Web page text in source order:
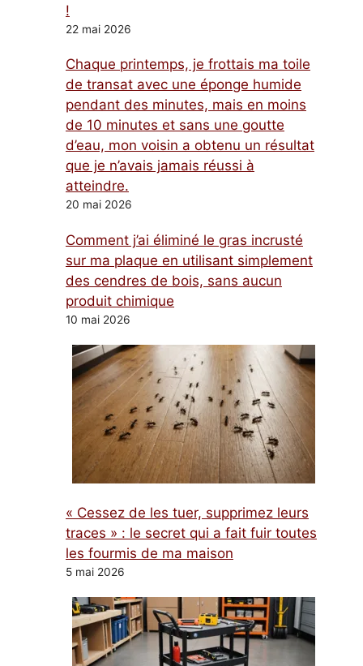
!
22 mai 2026
Chaque printemps, je frottais ma toile
de transat avec une éponge humide
pendant des minutes, mais en moins
de 10 minutes et sans une goutte
d’eau, mon voisin a obtenu un résultat
que je n’avais jamais réussi à
atteindre.
20 mai 2026
Comment j’ai éliminé le gras incrusté
sur ma plaque en utilisant simplement
des cendres de bois, sans aucun
produit chimique
10 mai 2026
« Cessez de les tuer, supprimez leurs
traces » : le secret qui a fait fuir toutes
les fourmis de ma maison
5 mai 2026